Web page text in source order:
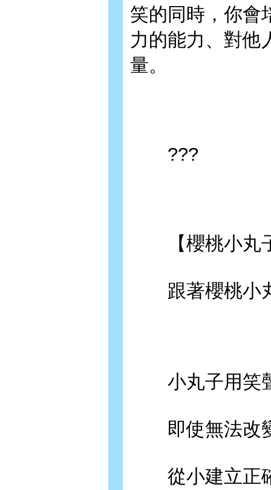
笑的同時，你會
力的能力、對他
量。
???
【櫻桃小丸
跟著櫻桃小
小丸子用笑聲
即使無法改變
從小建立正確